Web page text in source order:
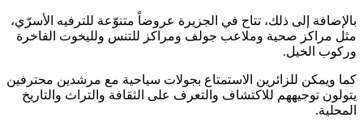
بالإضافة إلى ذلك، تتاح في الجزيرة عروضاً متنوّعة للترفيه الأسرّي،
مثل مراكز صحية وملاعب جولف ومراكز للتنس ولليخوت الفاخرة
وركوب الخيل.
كما ويمكن للزائرين الاستمتاع بجولات سياحية مع مرشدين محترفين
يتولون توجيههم للاكتشاف والتعرف على الثقافة والتراث والتاريخ
المحلية.